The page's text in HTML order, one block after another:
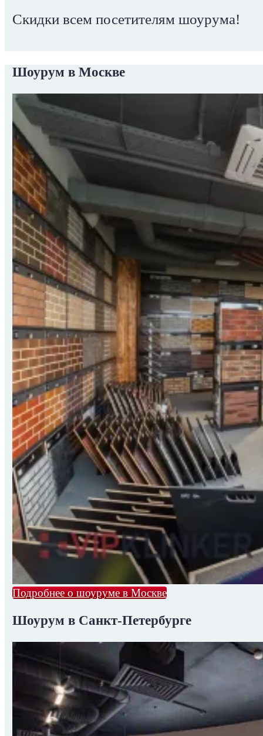
Скидки всем посетителям шоурума!
Шоурум в Москве
Подробнее о шоуруме в Москве
Шоурум в Санкт-Петербурге